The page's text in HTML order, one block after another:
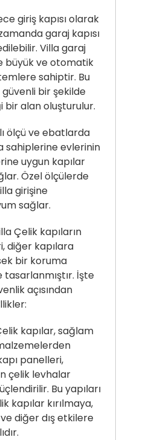
giriş kapısı olarak
garaj kapısı
Villa garaj
büyük ve otomatik
sahiptir. Bu
bir şekilde
alan oluşturulur.
ölçü ve ebatlarda
sahiplerine evlerinin
uygun kapılar
Özel ölçülerde
girişine
sağlar.
Çelik kapıların
diğer kapılara
bir koruma
İşte
açısından
kapılar, sağlam
panelleri,
çelik levhalar
Bu yapıları
kapılar kırılmaya,
diğer dış etkilere